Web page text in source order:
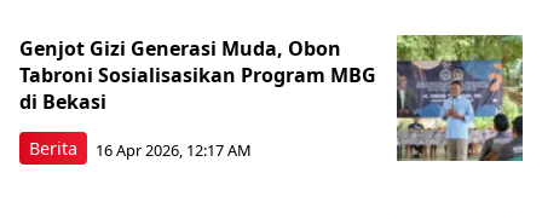
Berita
Genjot Gizi Generasi Muda, Obon
Tabroni Sosialisasikan Program MBG
di Bekasi
16 Apr 2026, 12:17 AM